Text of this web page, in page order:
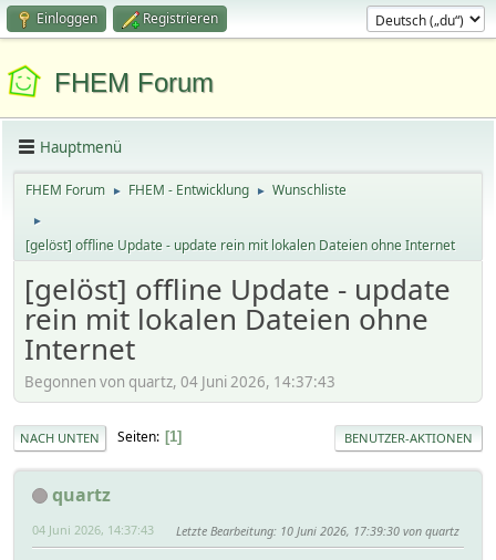
Einloggen Registrieren
FHEM Forum
Hauptmenü
FHEM Forum ► FHEM - Entwicklung ► Wunschliste
►
[gelöst] offline Update - update rein mit lokalen Dateien ohne Internet
[gelöst] offline Update - update
rein mit lokalen Dateien ohne
Internet
Begonnen von quartz, 04 Juni 2026, 14:37:43
NACH UNTEN Seiten 1 BENUTZER-AKTIONEN
quartz
04 Juni 2026, 14:37:43 Letzte Bearbeitung: 10 Juni 2026, 17:39:30 von quartz